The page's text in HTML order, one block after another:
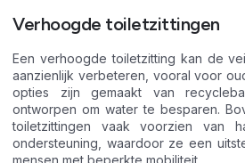
Verhoogde toiletzittingen
Een verhoogde toiletzitting kan de
aanzienlijk verbeteren, vooral voor
opties zijn gemaakt van
ontworpen om water te besparen.
toiletzittingen vaak voorzien van
ondersteuning, waardoor ze een